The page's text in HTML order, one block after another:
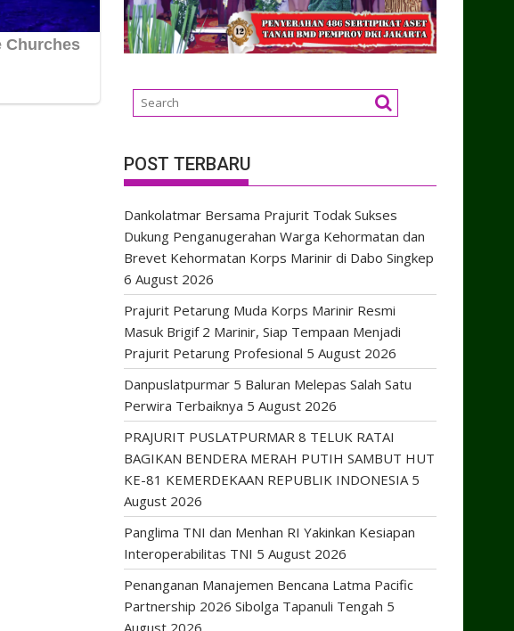
POST TERBARU
Dankolatmar Bersama Prajurit Todak Sukses
Dukung Penganugerahan Warga Kehormatan dan
Brevet Kehormatan Korps Marinir di Dabo Singkep
6 August 2026
Prajurit Petarung Muda Korps Marinir Resmi
Masuk Brigif 2 Marinir, Siap Tempaan Menjadi
Prajurit Petarung Profesional 5 August 2026
Danpuslatpurmar 5 Baluran Melepas Salah Satu
Perwira Terbaiknya 5 August 2026
PRAJURIT PUSLATPURMAR 8 TELUK RATAI
BAGIKAN BENDERA MERAH PUTIH SAMBUT HUT
KE-81 KEMERDEKAAN REPUBLIK INDONESIA 5
August 2026
Panglima TNI dan Menhan RI Yakinkan Kesiapan
Interoperabilitas TNI 5 August 2026
Penanganan Manajemen Bencana Latma Pacific
Partnership 2026 Sibolga Tapanuli Tengah 5
August 2026